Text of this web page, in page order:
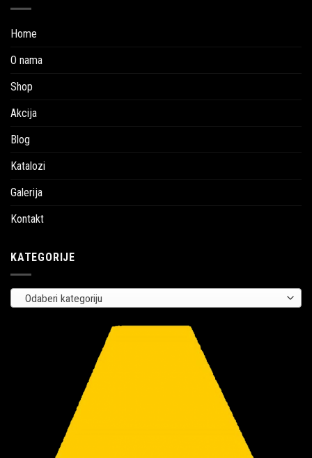
Home
O nama
Shop
Akcija
Blog
Katalozi
Galerija
Kontakt
KATEGORIJE
Odaberi kategoriju